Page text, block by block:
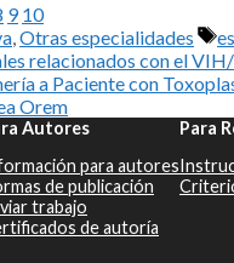
9 10
Otras especialidades
relacionados con el
a Paciente con
Orem
Autores
para autores
de publicación
trabajo
de autoría
Para